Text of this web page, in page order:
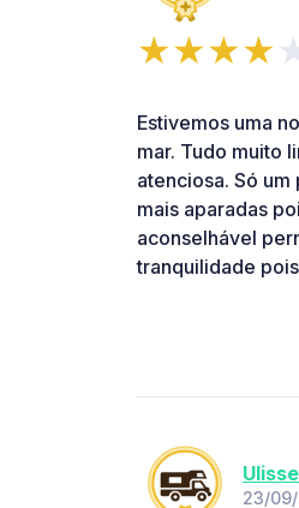
Estivemos uma
mar. Tudo muito
atenciosa. Só
mais aparadas
aconselhável
tranquilidade
23/